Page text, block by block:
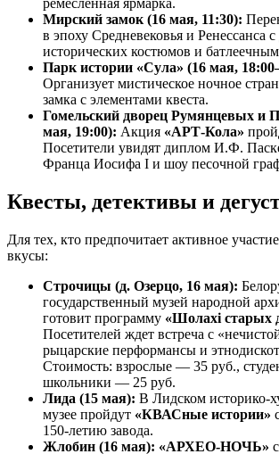
ремесленная ярмарка.
Мирский замок (16 мая, 11:30):
в эпоху Средневековья и Ренессанса
исторических костюмов и
Парк истории «Сула» (16 мая,
Организует мистическое ночное
замка с элементами квеста.
Гомельский дворец Румянцевых и
мая, 19:00): Акция «АРТ-Кола»
Посетители увидят диплом И.Ф.
Франца Иосифа I и шоу песочной
Квесты, детективы и
Для тех, кто предпочитает активное
вкусы:
Строчицы (д. Озерцо, 16 мая):
государственный музей народной
готовит программу «Шолахі старых
Посетителей ждет встреча с
рыцарские перформансы и
Стоимость: взрослые — 35 руб.,
школьники — 25 руб.
Лида (15 мая): В Лидском историко-
музее пройдут «КВАСные истории»
150-летию завода.
Жлобин (16 мая): «АРХЕО-НОЧЬ»